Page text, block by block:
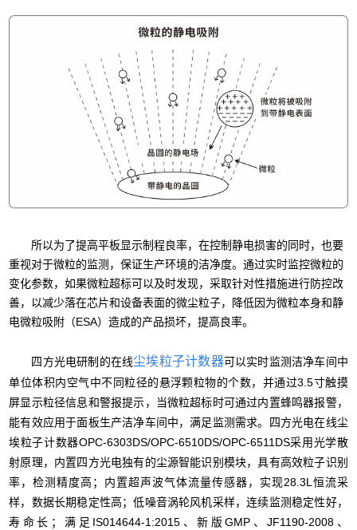
所以为了提高平板显示制程良率，在控制静电损害的同时，也要
重视对于微粒的监测，保证生产环境的洁净度。通过实时监控微粒的
变化参数，如果微粒超标可以及时发现，采取针对性措施进行防控改
善，以减少落在芯片和设备表面的微尘粒子，降低因为微粒本身和静
电微粒吸附（ESA）造成的产品损坏，提高良率。
四方光电研制的在线尘埃粒子计数器可以实时监测洁净车间中
单位体积内空气中不同粒径的悬浮颗粒物的个数，并通过3.5寸触摸
屏显示粒径信息和警报提示，当微粒超标时可通过内置蜂鸣器报警，
能有效应用于面板生产洁净车间中，满足监测需求。四方光电在线尘
埃粒子计数器OPC-6303DS/OPC-6510DS/OPC-6511DS采用光学散
射原理，内置四方光电独有的尘源智能识别模块，具有高效粒子识别
率，检测精度高；内置超声波气体流量传感器，实现28.3L恒流采
样，数据长期稳定性高；低噪音涡轮风机采样，连续监测稳定性好，
寿命长；满足IS014644-1:2015、新版GMP、JF1190-2008、